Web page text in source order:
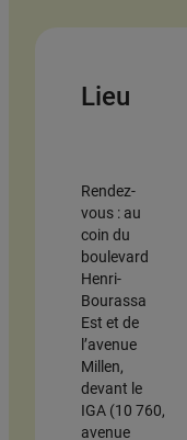
Lieu
Rendez-
vous : au
coin du
boulevard
Henri-
Bourassa
Est et de
l’avenue
Millen,
devant le
IGA (10 760,
avenue